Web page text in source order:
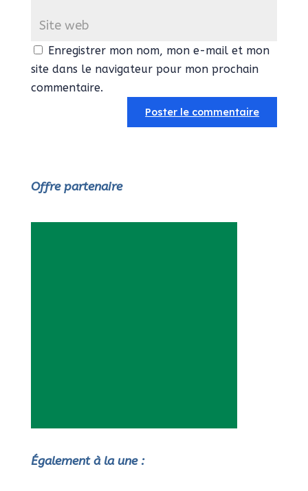
Enregistrer mon nom, mon e-mail et mon
site dans le navigateur pour mon prochain
commentaire.
Offre partenaire
Également à la une :